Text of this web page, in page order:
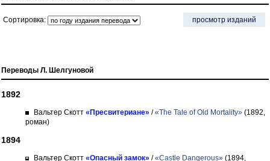
Сортировка: просмотр изданий
Переводы Л. Шелгуновой
1892
Вальтер Скотт «Пресвитериане» /«The Tale of Old Mortality» (1892,
роман)
1894
Вальтер Скотт «Опасный замок» /«Castle Dangerous» (1894,